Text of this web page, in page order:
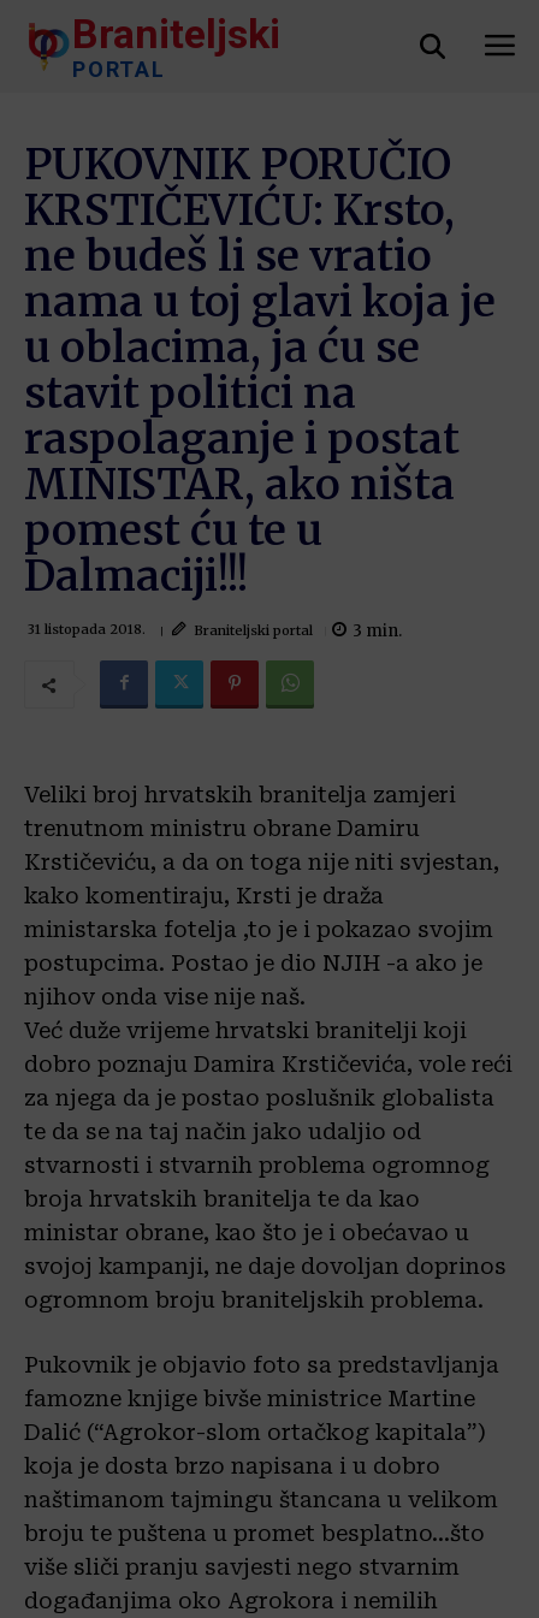
Braniteljski
PORTAL
PUKOVNIK PORUČIO
KRSTIČEVIĆU: Krsto,
ne budeš li se vratio
nama u toj glavi koja je
u oblacima, ja ću se
stavit politici na
raspolaganje i postat
MINISTAR, ako ništa
pomest ću te u
Dalmaciji!!!
31 listopada 2018. Braniteljski portal 3 min.
Veliki broj hrvatskih branitelja zamjeri
trenutnom ministru obrane Damiru
Krstičeviću, a da on toga nije niti svjestan,
kako komentiraju, Krsti je draža
ministarska fotelja ,to je i pokazao svojim
postupcima. Postao je dio NJIH -a ako je
njihov onda vise nije naš.
Već duže vrijeme hrvatski branitelji koji
dobro poznaju Damira Krstičevića, vole reći
za njega da je postao poslušnik globalista
te da se na taj način jako udaljio od
stvarnosti i stvarnih problema ogromnog
broja hrvatskih branitelja te da kao
ministar obrane, kao što je i obećavao u
svojoj kampanji, ne daje dovoljan doprinos
ogromnom broju braniteljskih problema.
Pukovnik je objavio foto sa predstavljanja
famozne knjige bivše ministrice Martine
Dalić (“Agrokor-slom ortačkog kapitala”)
koja je dosta brzo napisana i u dobro
naštimanom tajmingu štancana u velikom
broju te puštena u promet besplatno…što
više sliči pranju savjesti nego stvarnim
događanjima oko Agrokora i nemilih